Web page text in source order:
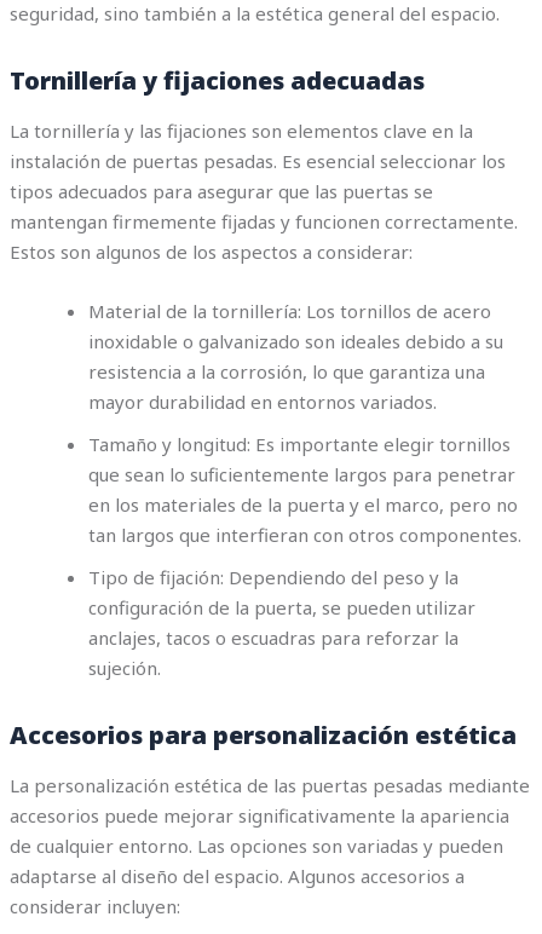
seguridad, sino también a la estética general del espacio.
Tornillería y fijaciones adecuadas
La tornillería y las fijaciones son elementos clave en la
instalación de puertas pesadas. Es esencial seleccionar los
tipos adecuados para asegurar que las puertas se
mantengan firmemente fijadas y funcionen correctamente.
Estos son algunos de los aspectos a considerar:
Material de la tornillería: Los tornillos de acero
inoxidable o galvanizado son ideales debido a su
resistencia a la corrosión, lo que garantiza una
mayor durabilidad en entornos variados.
Tamaño y longitud: Es importante elegir tornillos
que sean lo suficientemente largos para penetrar
en los materiales de la puerta y el marco, pero no
tan largos que interfieran con otros componentes.
Tipo de fijación: Dependiendo del peso y la
configuración de la puerta, se pueden utilizar
anclajes, tacos o escuadras para reforzar la
sujeción.
Accesorios para personalización estética
La personalización estética de las puertas pesadas mediante
accesorios puede mejorar significativamente la apariencia
de cualquier entorno. Las opciones son variadas y pueden
adaptarse al diseño del espacio. Algunos accesorios a
considerar incluyen: